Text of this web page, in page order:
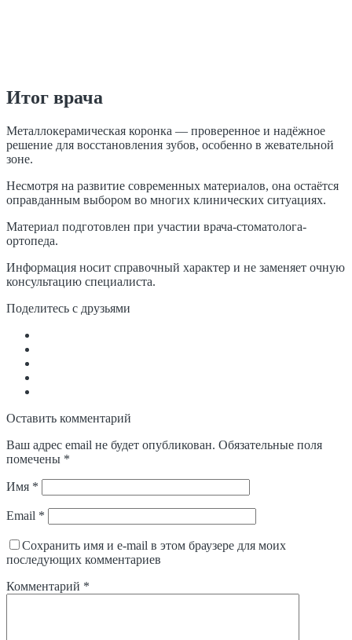
Итог врача
Металлокерамическая коронка — проверенное и надёжное
решение для восстановления зубов, особенно в жевательной
зоне.
Несмотря на развитие современных материалов, она остаётся
оправданным выбором во многих клинических ситуациях.
Материал подготовлен при участии врача-стоматолога-
ортопеда.
Информация носит справочный характер и не заменяет очную
консультацию специалиста.
Поделитесь с друзьями
Оставить комментарий
Ваш адрес email не будет опубликован. Обязательные поля
помечены *
Имя *
Email *
Сохранить имя и e-mail в этом браузере для моих
последующих комментариев
Комментарий *